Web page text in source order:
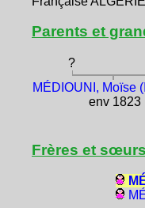
Parents et
?
MÉDIOUNI, Moïse
env 1823
Frères et sœurs